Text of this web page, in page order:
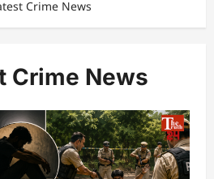
Crime News
Crime News